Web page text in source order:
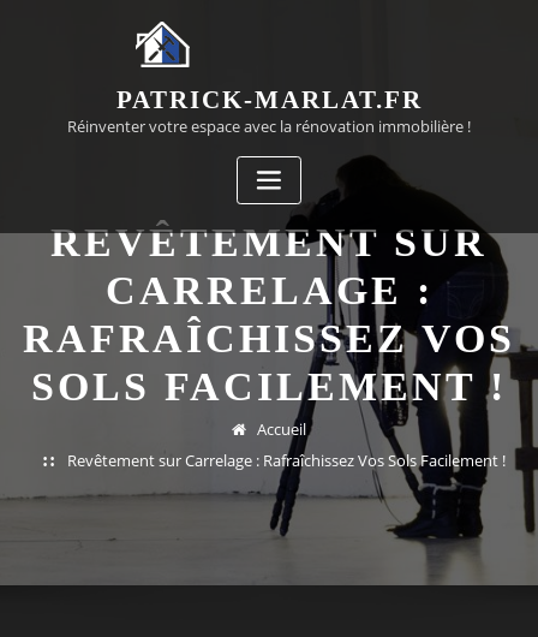
PATRICK-MARLAT.FR
Réinventer votre espace avec la rénovation immobilière !
REVÊTEMENT SUR
CARRELAGE :
RAFRAÎCHISSEZ VOS
SOLS FACILEMENT !
Accueil
Revêtement sur Carrelage : Rafraîchissez Vos Sols Facilement !